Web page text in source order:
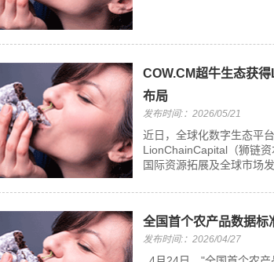
COW.CM超牛生态获
布局
发布时间:：2026/05/21
近日，全球化数字生态平
LionChainCapital（狮链
国际资源拓展及全球市场
全国首个农产品数据标
发布时间:：2026/04/27